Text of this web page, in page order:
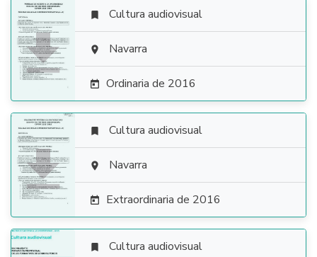

 Cultura audiovisual
 Navarra
 Ordinaria de 2016

 Cultura audiovisual
 Navarra
 Extraordinaria de 2016
 Cultura audiovisual